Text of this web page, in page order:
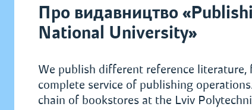
Про видавництво
National University»
We publish different reference
complete service of publishing
chain of bookstores at the Lviv